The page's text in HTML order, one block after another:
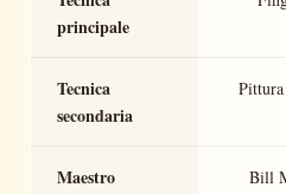
principale
Tecnica
secondaria
Maestro
Bill